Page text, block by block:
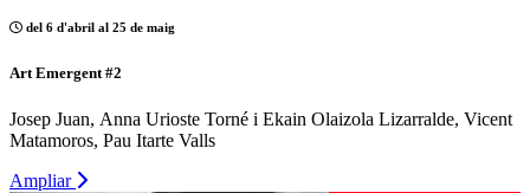
del 6 d'abril al 25 de maig
Art Emergent #2
Josep Juan, Anna Urioste Torné i Ekain Olaizola Lizarralde, Vicent
Matamoros, Pau Itarte Valls
Ampliar